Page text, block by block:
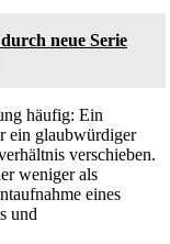
neue Serie
häufig: Ein
ein glaubwürdiger
verschieben.
weniger als
eines
und